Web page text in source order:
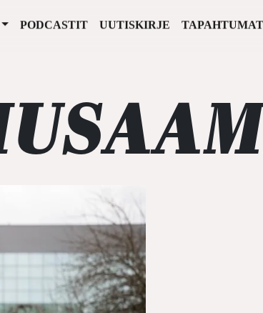
PODCASTIT UUTISKIRJE TAPAHTUMAT